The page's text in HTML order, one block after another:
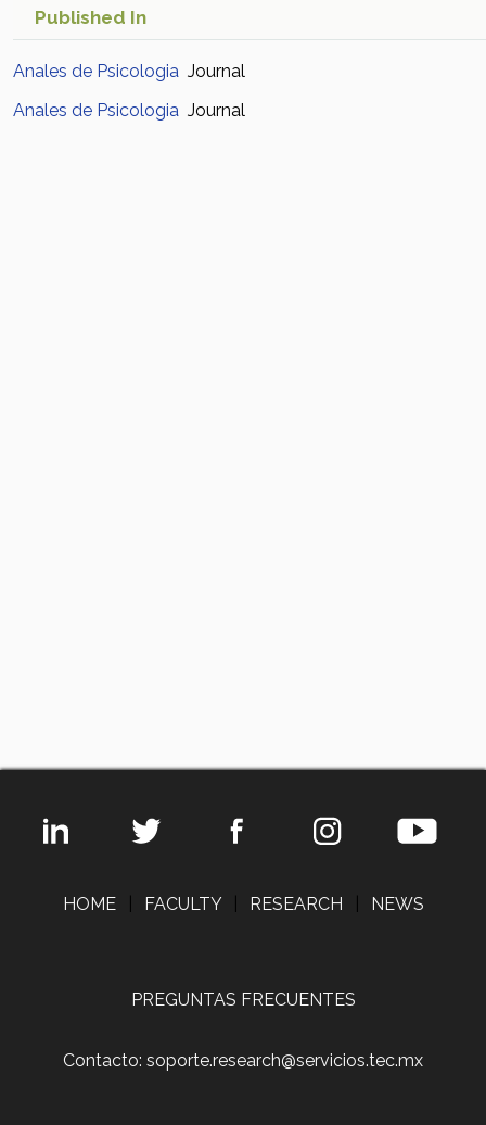
Published In
Anales de Psicologia Journal
Anales de Psicologia Journal
HOME FACULTY RESEARCH NEWS
PREGUNTAS FRECUENTES
Contacto: soporte.research@servicios.tec.mx